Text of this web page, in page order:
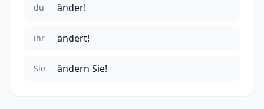
du änder!
ihr ändert!
Sie ändern Sie!